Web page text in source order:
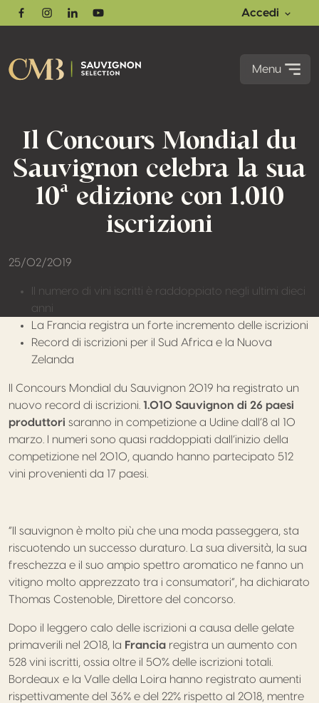
FacebookInstagram
LinkedinYoutube
Accedi
Menu
Il Concours Mondial du
Sauvignon celebra la sua
10ª edizione con 1.010
iscrizioni
25/02/2019
Il numero di vini iscritti è raddoppiato negli ultimi dieci
anni
La Francia registra un forte incremento delle iscrizioni
Record di iscrizioni per il Sud Africa e la Nuova
Zelanda
Il Concours Mondial du Sauvignon 2019 ha registrato un
nuovo record di iscrizioni. 1.010 Sauvignon di 26 paesi
produttori saranno in competizione a Udine dall’8 al 10
marzo. I numeri sono quasi raddoppiati dall’inizio della
competizione nel 2010, quando hanno partecipato 512
vini provenienti da 17 paesi.
“Il sauvignon è molto più che una moda passeggera, sta
riscuotendo un successo duraturo. La sua diversità, la sua
freschezza e il suo ampio spettro aromatico ne fanno un
vitigno molto apprezzato tra i consumatori”, ha dichiarato
Thomas Costenoble, Direttore del concorso.
Dopo il leggero calo delle iscrizioni a causa delle gelate
primaverili nel 2018, la Francia registra un aumento con
528 vini iscritti, ossia oltre il 50% delle iscrizioni totali.
Bordeaux e la Valle della Loira hanno registrato aumenti
rispettivamente del 36% e del 22% rispetto al 2018, mentre